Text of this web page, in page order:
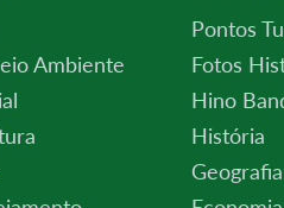
Ambiente
Pontos
Fotos
Hino
História
Geografia